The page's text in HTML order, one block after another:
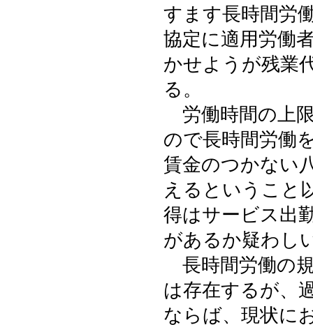
すます長時間労
協定に適用労働
かせようが残業
る。
労働時間の上
ので長時間労働
賃金のつかない
えるということ
得はサービス出
があるか疑わし
長時間労働の
は存在するが、
ならば、現状に